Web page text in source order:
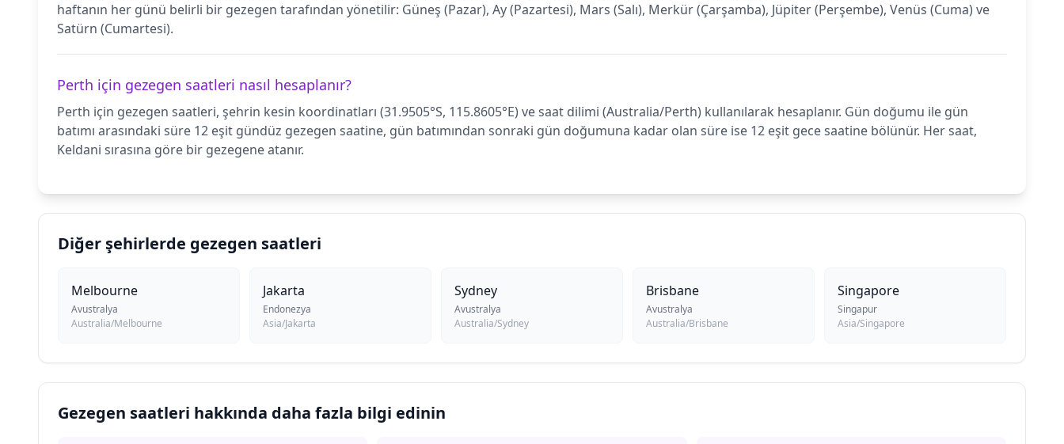
haftanın her günü belirli bir gezegen tarafından yönetilir: Güneş (Pazar), Ay (Pazartesi), Mars (Salı), Merkür (Çarşamba), Jüpiter (Perşembe), Venüs (Cuma) ve
Satürn (Cumartesi).
Perth için gezegen saatleri nasıl hesaplanır?
Perth için gezegen saatleri, şehrin kesin koordinatları (31.9505°S, 115.8605°E) ve saat dilimi (Australia/Perth) kullanılarak hesaplanır. Gün doğumu ile gün
batımı arasındaki süre 12 eşit gündüz gezegen saatine, gün batımından sonraki gün doğumuna kadar olan süre ise 12 eşit gece saatine bölünür. Her saat,
Keldani sırasına göre bir gezegene atanır.
Diğer şehirlerde gezegen saatleri
Melbourne
Avustralya
Australia/Melbourne
Jakarta
Endonezya
Asia/Jakarta
Sydney
Avustralya
Australia/Sydney
Brisbane
Avustralya
Australia/Brisbane
Singapore
Singapur
Asia/Singapore
Gezegen saatleri hakkında daha fazla bilgi edinin